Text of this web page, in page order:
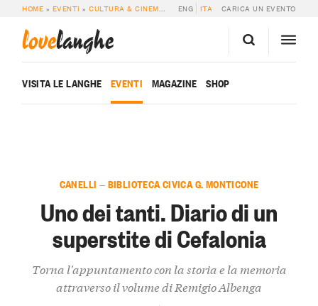
HOME » EVENTI »CULTURA & CINEMA » UNO DEI TANTI. DIARIO DI UN
ENG ITA CARICA UN EVENTO
lovelanghe
VISITA LE LANGHE EVENTI MAGAZINE SHOP
CANELLI — BIBLIOTECA CIVICA G. MONTICONE
Uno dei tanti. Diario di un
superstite di Cefalonia
Torna l'appuntamento con la storia e la memoria
attraverso il volume di Remigio Albenga